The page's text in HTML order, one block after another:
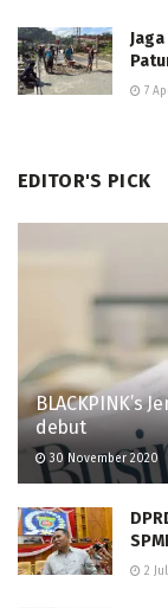
7
EDITOR'S PICK
BLACKPINK’s
debut
30 November 2020
2